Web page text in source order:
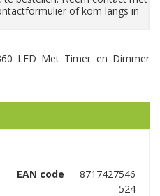
of kom langs in
LED Met Timer en Dimmer
EAN code
8717427546
524